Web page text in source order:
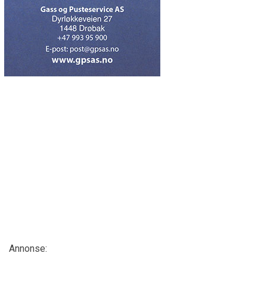
Annonse: